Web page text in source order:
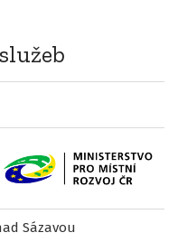
Sázavou